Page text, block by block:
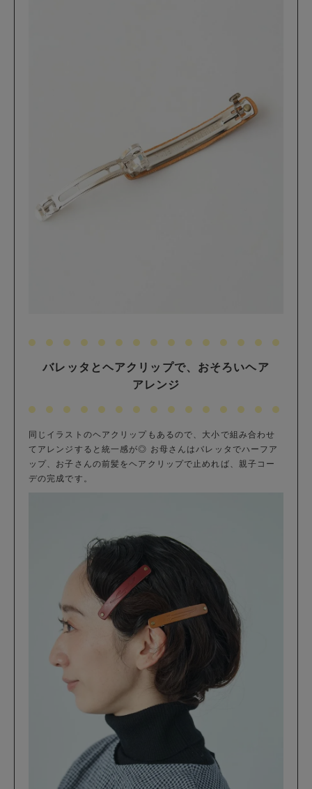
バレッタとヘアクリップで、おそろいヘア
アレンジ
同じイラストのヘアクリップもあるので、大小で組み合わせ
てアレンジすると統一感が◎ お母さんはバレッタでハーフア
ップ、お子さんの前髪をヘアクリップで止めれば、親子コー
デの完成です。